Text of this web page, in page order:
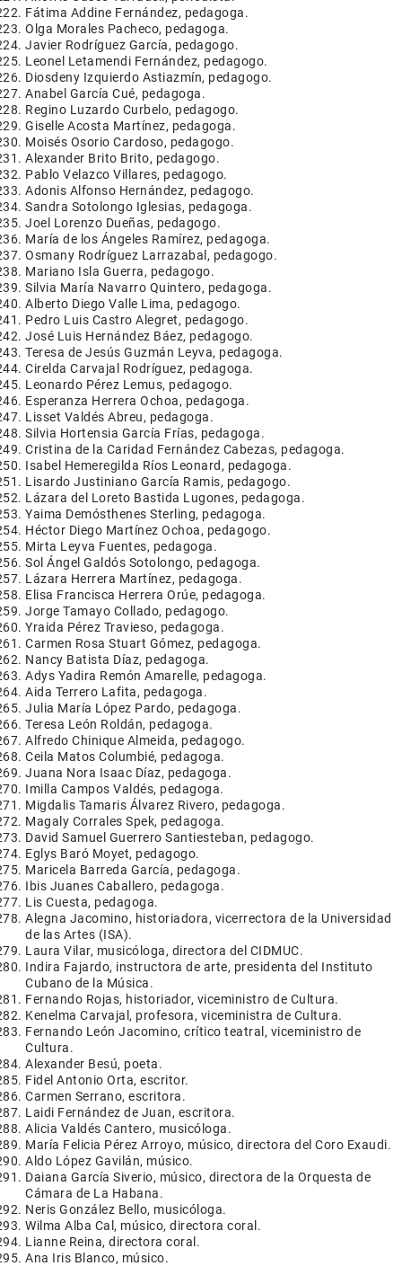
Fátima Addine Fernández, pedagoga.
Olga Morales Pacheco, pedagoga.
Javier Rodríguez García, pedagogo.
Leonel Letamendi Fernández, pedagogo.
Diosdeny Izquierdo Astiazmín, pedagogo.
Anabel García Cué, pedagoga.
Regino Luzardo Curbelo, pedagogo.
Giselle Acosta Martínez, pedagoga.
Moisés Osorio Cardoso, pedagogo.
Alexander Brito Brito, pedagogo.
Pablo Velazco Villares, pedagogo.
Adonis Alfonso Hernández, pedagogo.
Sandra Sotolongo Iglesias, pedagoga.
Joel Lorenzo Dueñas, pedagogo.
María de los Ángeles Ramírez, pedagoga.
Osmany Rodríguez Larrazabal, pedagogo.
Mariano Isla Guerra, pedagogo.
Silvia María Navarro Quintero, pedagoga.
Alberto Diego Valle Lima, pedagogo.
Pedro Luis Castro Alegret, pedagogo.
José Luis Hernández Báez, pedagogo.
Teresa de Jesús Guzmán Leyva, pedagoga.
Cirelda Carvajal Rodríguez, pedagoga.
Leonardo Pérez Lemus, pedagogo.
Esperanza Herrera Ochoa, pedagoga.
Lisset Valdés Abreu, pedagoga.
Silvia Hortensia García Frías, pedagoga.
Cristina de la Caridad Fernández Cabezas, pedagoga.
Isabel Hemeregilda Ríos Leonard, pedagoga.
Lisardo Justiniano García Ramis, pedagogo.
Lázara del Loreto Bastida Lugones, pedagoga.
Yaima Demósthenes Sterling, pedagoga.
Héctor Diego Martínez Ochoa, pedagogo.
Mirta Leyva Fuentes, pedagoga.
Sol Ángel Galdós Sotolongo, pedagoga.
Lázara Herrera Martínez, pedagoga.
Elisa Francisca Herrera Orúe, pedagoga.
Jorge Tamayo Collado, pedagogo.
Yraida Pérez Travieso, pedagoga.
Carmen Rosa Stuart Gómez, pedagoga.
Nancy Batista Díaz, pedagoga.
Adys Yadira Remón Amarelle, pedagoga.
Aida Terrero Lafita, pedagoga.
Julia María López Pardo, pedagoga.
Teresa León Roldán, pedagoga.
Alfredo Chinique Almeida, pedagogo.
Ceila Matos Columbié, pedagoga.
Juana Nora Isaac Díaz, pedagoga.
Imilla Campos Valdés, pedagoga.
Migdalis Tamaris Álvarez Rivero, pedagoga.
Magaly Corrales Spek, pedagoga.
David Samuel Guerrero Santiesteban, pedagogo.
Eglys Baró Moyet, pedagogo.
Maricela Barreda García, pedagoga.
Ibis Juanes Caballero, pedagoga.
Lis Cuesta, pedagoga.
Alegna Jacomino, historiadora, vicerrectora de la Universidad
de las Artes (ISA).
Laura Vilar, musicóloga, directora del CIDMUC.
Indira Fajardo, instructora de arte, presidenta del Instituto
Cubano de la Música.
Fernando Rojas, historiador, viceministro de Cultura.
Kenelma Carvajal, profesora, viceministra de Cultura.
Fernando León Jacomino, crítico teatral, viceministro de
Cultura.
Alexander Besú, poeta.
Fidel Antonio Orta, escritor.
Carmen Serrano, escritora.
Laidi Fernández de Juan, escritora.
Alicia Valdés Cantero, musicóloga.
María Felicia Pérez Arroyo, músico, directora del Coro Exaudi.
Aldo López Gavilán, músico.
Daiana García Siverio, músico, directora de la Orquesta de
Cámara de La Habana.
Neris González Bello, musicóloga.
Wilma Alba Cal, músico, directora coral.
Lianne Reina, directora coral.
Ana Iris Blanco, músico.